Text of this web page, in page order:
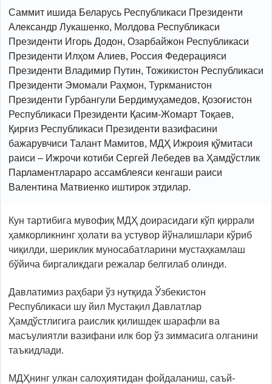
Саммит ишида Беларусь Республикаси Президенти
Александр Лукашенко, Молдова Республикаси
Президенти Игорь Додон, Озарбайжон Республикаси
Президенти Илҳом Алиев, Россия Федерацияси
Президенти Владимир Путин, Тожикистон Республикаси
Президенти Эмомали Раҳмон, Туркманистон
Президенти Гурбангули Бердимуҳамедов, Қозоғистон
Республикаси Президенти Қасим-Жомарт Тоқаев,
Қирғиз Республикаси Президенти вазифасини
бажарувчиси Талант Мамитов, МДҲ Ижроия қўмитаси
раиси – Ижрочи котиби Сергей Лебедев ва Ҳамдўстлик
Парламентлараро ассамблеяси кенгаши раиси
Валентина Матвиенко иштирок этдилар.
Кун тартибига мувофиқ МДҲ доирасидаги кўп қиррали
ҳамкорликнинг ҳолати ва устувор йўналишлари кўриб
чиқилди, шериклик муносабатларини мустаҳкамлаш
бўйича биргаликдаги режалар белгилаб олинди.
Давлатимиз раҳбари ўз нутқида Ўзбекистон
Республикаси шу йил Мустақил Давлатлар
Ҳамдўстлигига раислик қилишдек шарафли ва
масъулиятли вазифани илк бор ўз зиммасига олганини
таъкидлади.
МДҲнинг улкан салоҳиятидан фойдаланиш, саъй-